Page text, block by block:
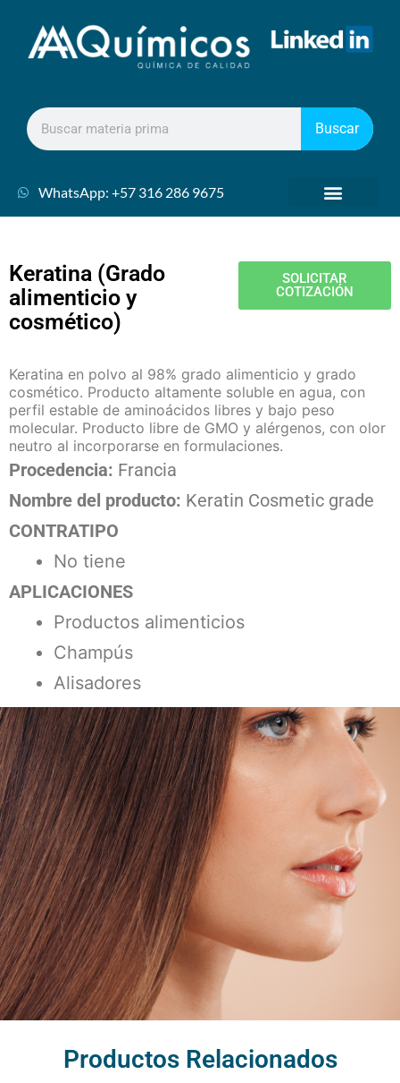
Buscar
WhatsApp: +57 316 286 9675
Keratina (Grado
alimenticio y
cosmético)
SOLICITAR
COTIZACIÓN
Keratina en polvo al 98% grado alimenticio y grado
cosmético. Producto altamente soluble en agua, con
perfil estable de aminoácidos libres y bajo peso
molecular. Producto libre de GMO y alérgenos, con olor
neutro al incorporarse en formulaciones.
Procedencia: Francia
Nombre del producto: Keratin Cosmetic grade
CONTRATIPO
No tiene
APLICACIONES
Productos alimenticios
Champús
Alisadores
Productos Relacionados